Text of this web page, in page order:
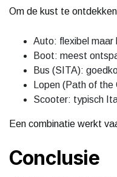
Om de kust te
Auto: flexibel maar
Boot: meest
Bus (SITA):
Lopen (Path of the
Scooter: typisch
Een combinatie werkt
Conclusie